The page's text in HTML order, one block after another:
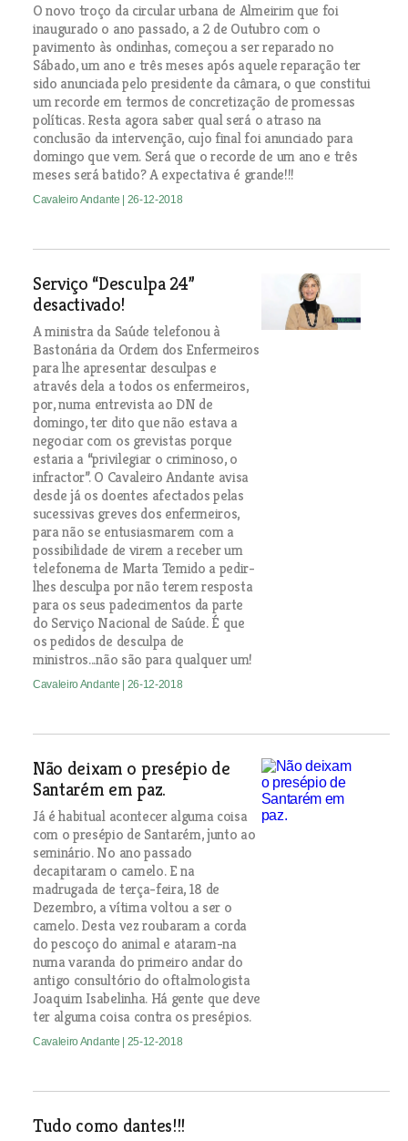
O novo troço da circular urbana de Almeirim que foi
inaugurado o ano passado, a 2 de Outubro com o
pavimento às ondinhas, começou a ser reparado no
Sábado, um ano e três meses após aquele reparação ter
sido anunciada pelo presidente da câmara, o que constitui
um recorde em termos de concretização de promessas
políticas. Resta agora saber qual será o atraso na
conclusão da intervenção, cujo final foi anunciado para
domingo que vem. Será que o recorde de um ano e três
meses será batido? A expectativa é grande!!!
Cavaleiro Andante | 26-12-2018
Serviço “Desculpa 24”
desactivado!
A ministra da Saúde telefonou à
Bastonária da Ordem dos Enfermeiros
para lhe apresentar desculpas e
através dela a todos os enfermeiros,
por, numa entrevista ao DN de
domingo, ter dito que não estava a
negociar com os grevistas porque
estaria a “privilegiar o criminoso, o
infractor”. O Cavaleiro Andante avisa
desde já os doentes afectados pelas
sucessivas greves dos enfermeiros,
para não se entusiasmarem com a
possibilidade de virem a receber um
telefonema de Marta Temido a pedir-
lhes desculpa por não terem resposta
para os seus padecimentos da parte
do Serviço Nacional de Saúde. É que
os pedidos de desculpa de
ministros...não são para qualquer um!
Cavaleiro Andante | 26-12-2018
Não deixam o presépio de
Santarém em paz.
Já é habitual acontecer alguma coisa
com o presépio de Santarém, junto ao
seminário. No ano passado
decapitaram o camelo. E na
madrugada de terça-feira, 18 de
Dezembro, a vítima voltou a ser o
camelo. Desta vez roubaram a corda
do pescoço do animal e ataram-na
numa varanda do primeiro andar do
antigo consultório do oftalmologista
Joaquim Isabelinha. Há gente que deve
ter alguma coisa contra os presépios.
Cavaleiro Andante | 25-12-2018
Tudo como dantes!!!